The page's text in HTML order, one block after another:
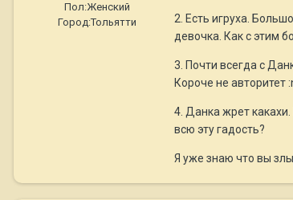
Пол:Женский
Город:Тольятти
2. Есть игруха.
девочка. Как с этим
3. Почти всегда с
Короче не авторитет
4. Данка жрет
всю эту гадость?
Я уже знаю что вы